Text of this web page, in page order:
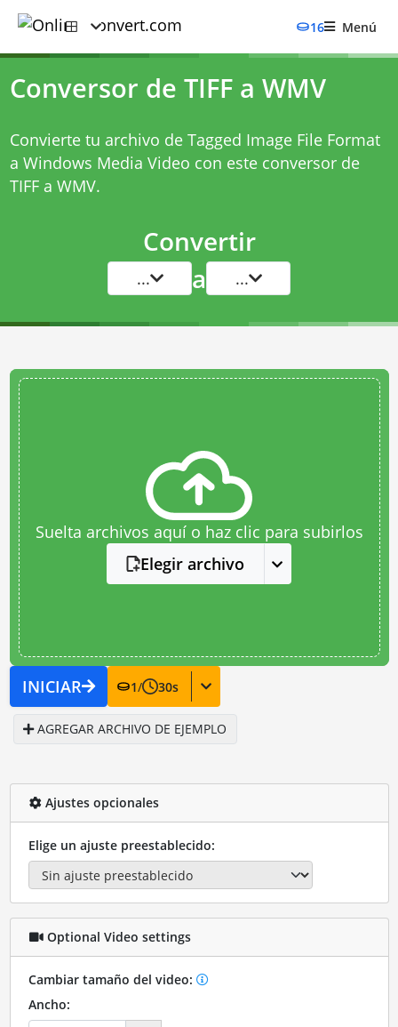
16 Menú
Conversor de TIFF a WMV
Convierte tu archivo de Tagged Image File Format
a Windows Media Video con este conversor de
TIFF a WMV.
Convertir
... a ...
Suelta archivos aquí o haz clic para subirlos
Elegir archivo
INICIAR 1/ 30s
AGREGAR ARCHIVO DE EJEMPLO
Ajustes opcionales
Elige un ajuste preestablecido:
Optional Video settings
Cambiar tamaño del video:
Ancho: